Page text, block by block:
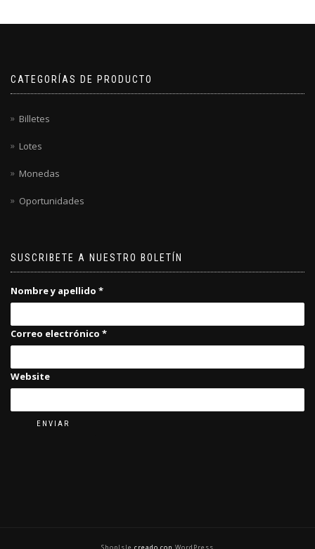
CATEGORÍAS DE PRODUCTO
Billetes
Lotes
Monedas
Oportunidades
SUSCRIBETE A NUESTRO BOLETÍN
Nombre y apellido *
Correo electrónico *
Website
ENVIAR